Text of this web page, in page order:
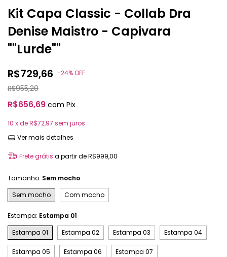
Kit Capa Classic - Collab Dra
Denise Maistro - Capivara
""Lurde""
R$729,66 -24%OFF
R$955,20
R$656,69 com Pix
10 x deR$72,97 sem juros
Ver mais detalhes
Frete grátis a partir deR$999,00
Tamanho: Sem mocho
Sem mocho
Com mocho
Estampa: Estampa 01
Estampa 01
Estampa 02 Estampa 03 Estampa 04
Estampa 05 Estampa 06 Estampa 07